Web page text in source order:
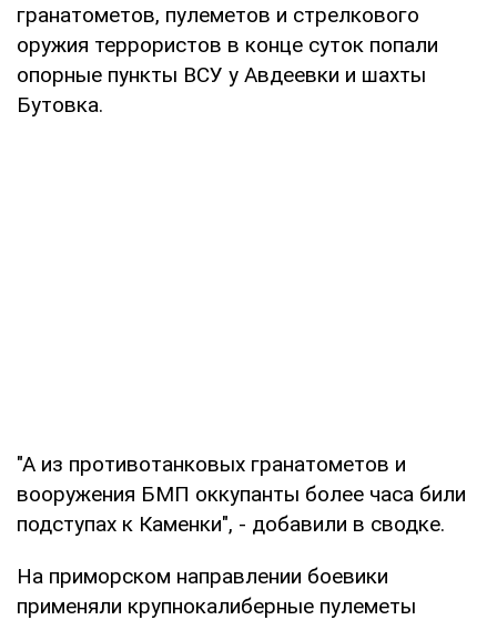
гранатометов, пулеметов и стрелкового
оружия террористов в конце суток попали
опорные пункты ВСУ у Авдеевки и шахты
Бутовка.
"А из противотанковых гранатометов и
вооружения БМП оккупанты более часа били
подступах к Каменки", - добавили в сводке.
На приморском направлении боевики
применяли крупнокалиберные пулеметы